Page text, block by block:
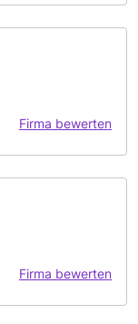
Firma bewerten
Firma bewerten